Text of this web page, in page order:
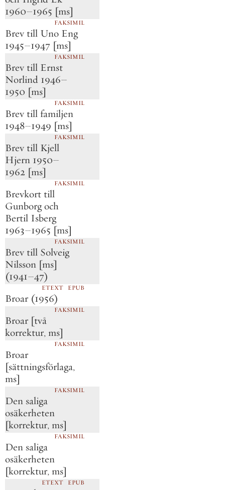
1960–1965 [ms]
FAKSIMIL
Brev till Uno Eng
1945–1947 [ms]
FAKSIMIL
Brev till Ernst
Norlind 1946–
1950 [ms]
FAKSIMIL
Brev till familjen
1948–1949 [ms]
FAKSIMIL
Brev till Kjell
Hjern 1950–
1962 [ms]
FAKSIMIL
Brevkort till
Gunborg och
Bertil Isberg
1963–1965 [ms]
FAKSIMIL
Brev till Solveig
Nilsson [ms]
(1941–47)
ETEXT EPUB
Broar (1956)
FAKSIMIL
Broar [två
korrektur, ms]
FAKSIMIL
Broar
[sättningsförlaga,
ms]
FAKSIMIL
Den saliga
osäkerheten
[korrektur, ms]
FAKSIMIL
Den saliga
osäkerheten
[korrektur, ms]
ETEXT EPUB